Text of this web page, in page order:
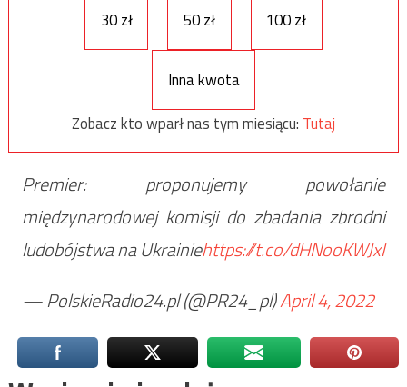
30 zł 50 zł 100 zł
Inna kwota
Zobacz kto wparł nas tym miesiącu: Tutaj
Premier: proponujemy powołanie
międzynarodowej komisji do zbadania zbrodni
ludobójstwa na Ukrainiehttps://t.co/dHNooKWJxI
— PolskieRadio24.pl (@PR24_pl)April 4, 2022